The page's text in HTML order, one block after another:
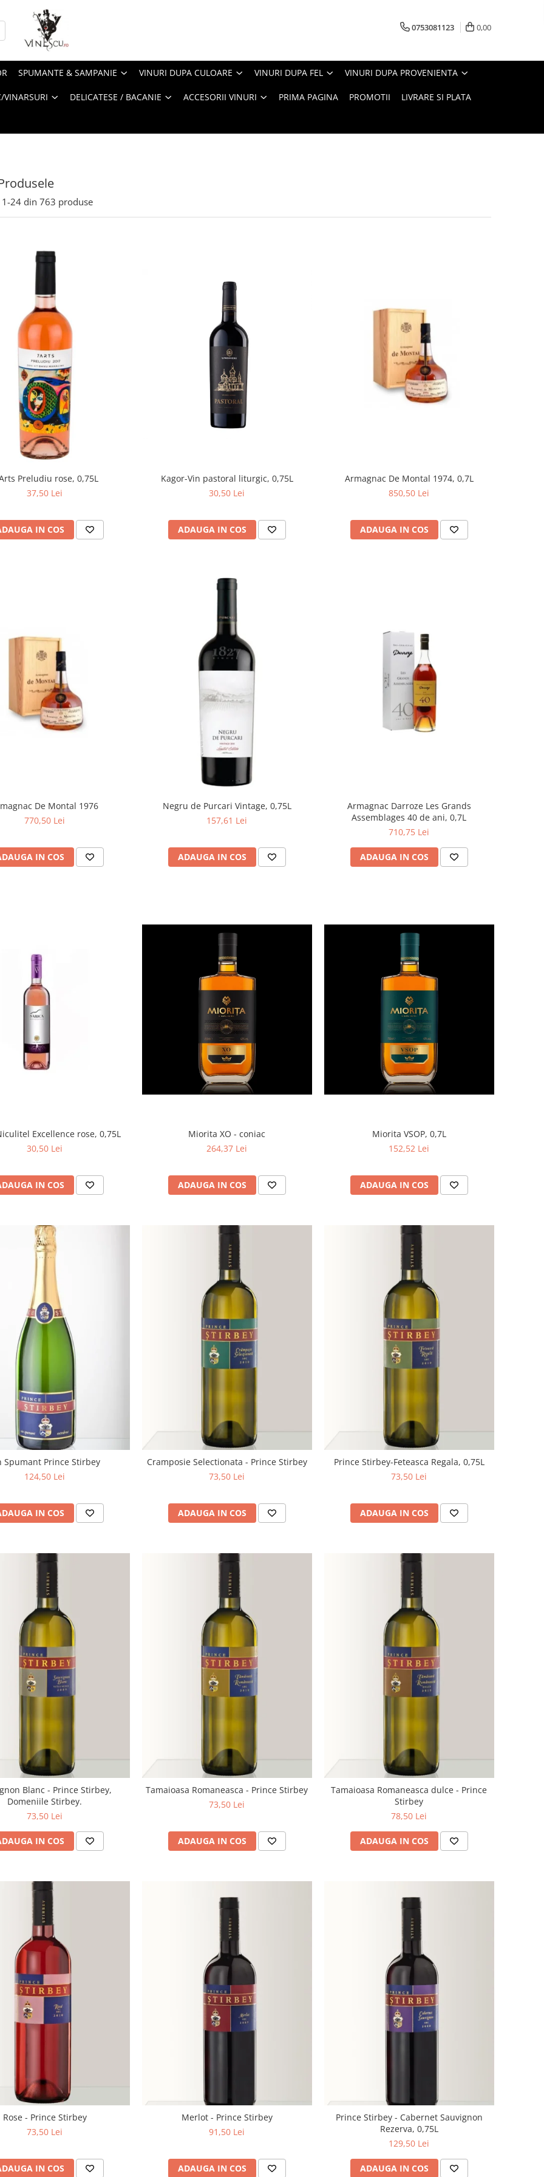
0753081123 0,00
SPUMANTE & SAMPANIE VINURI DUPA CULOARE VINURI DUPA FEL VINURI DUPA PROVENIENTA
DELICATESE / BACANIE ACCESORII VINURI PRIMA PAGINA PROMOTII LIVRARE SI PLATA
1-24 din 763 produse
Preludiu rose, 0,75L
37,50 Lei
IN COS
Kagor-Vin pastoral liturgic, 0,75L
30,50 Lei
ADAUGA IN COS
Armagnac De Montal 1974, 0,7L
850,50 Lei
ADAUGA IN COS
De Montal 1976
770,50 Lei
IN COS
Negru de Purcari Vintage, 0,75L
157,61 Lei
ADAUGA IN COS
Armagnac Darroze Les Grands
Assemblages 40 de ani, 0,7L
710,75 Lei
ADAUGA IN COS
Excellence rose, 0,75L
30,50 Lei
IN COS
Miorita XO - coniac
264,37 Lei
ADAUGA IN COS
Miorita VSOP, 0,7L
152,52 Lei
ADAUGA IN COS
Spumant Prince Stirbey
124,50 Lei
IN COS
Cramposie Selectionata - Prince Stirbey
73,50 Lei
ADAUGA IN COS
Prince Stirbey-Feteasca Regala, 0,75L
73,50 Lei
ADAUGA IN COS
Blanc - Prince Stirbey,
Domeniile Stirbey.
73,50 Lei
IN COS
Tamaioasa Romaneasca - Prince Stirbey
73,50 Lei
ADAUGA IN COS
Tamaioasa Romaneasca dulce - Prince
Stirbey
78,50 Lei
ADAUGA IN COS
Rose - Prince Stirbey
73,50 Lei
IN COS
Merlot - Prince Stirbey
91,50 Lei
ADAUGA IN COS
Prince Stirbey - Cabernet Sauvignon
Rezerva, 0,75L
129,50 Lei
ADAUGA IN COS